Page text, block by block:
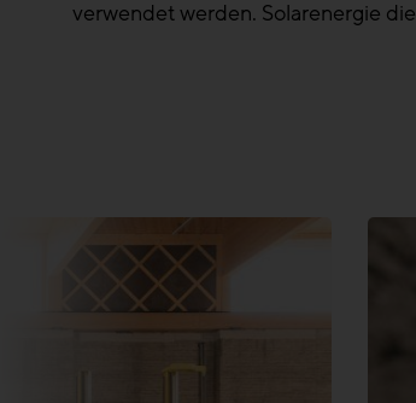
verwendet werden. Solarenergie